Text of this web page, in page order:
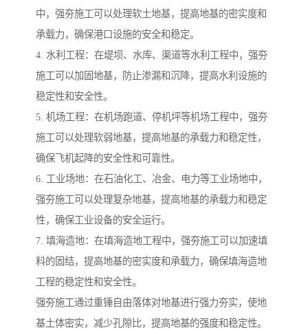
中，强夯施工可以处理软土地基，提高地基的密实度和
承载力，确保港口设施的安全和稳定。
4. 水利工程：在堤坝、水库、渠道等水利工程中，强夯
施工可以加固地基，防止渗漏和沉降，提高水利设施的
稳定性和安全性。
5. 机场工程：在机场跑道、停机坪等机场工程中，强夯
施工可以处理软弱地基，提高地基的承载力和稳定性，
确保飞机起降的安全性和可靠性。
6. 工业场地：在石油化工、冶金、电力等工业场地中，
强夯施工可以处理复杂地基，提高地基的承载力和稳定
性，确保工业设备的安全运行。
7. 填海造地：在填海造地工程中，强夯施工可以加速填
料的固结，提高地基的密实度和承载力，确保填海造地
工程的稳定性和安全性。
强夯施工通过重锤自由落体对地基进行强力夯实，使地
基土体密实，减少孔隙比，提高地基的强度和稳定性。